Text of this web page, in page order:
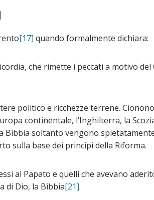
[17] quando formalmente dichiara:
che rimette i peccati a motivo del
politico e ricchezze terrene.
continentale, l’Inghilterra, la
Bibbia soltanto vengono
sulla base dei principi della Riforma.
al Papato e quelli che avevano
di Dio, la Bibbia[21].